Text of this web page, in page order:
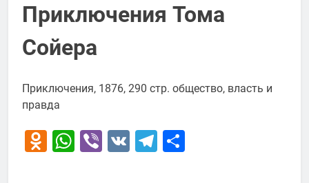
Приключения Тома
Сойера
Приключения, 1876, 290 стр. общество, власть и
правда
Odnoklassniki
WhatsApp
Viber
VK Telegram